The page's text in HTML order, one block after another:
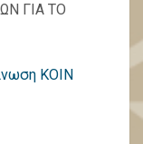
ΓΙΑ ΤΟ
ΚΟΙΝ